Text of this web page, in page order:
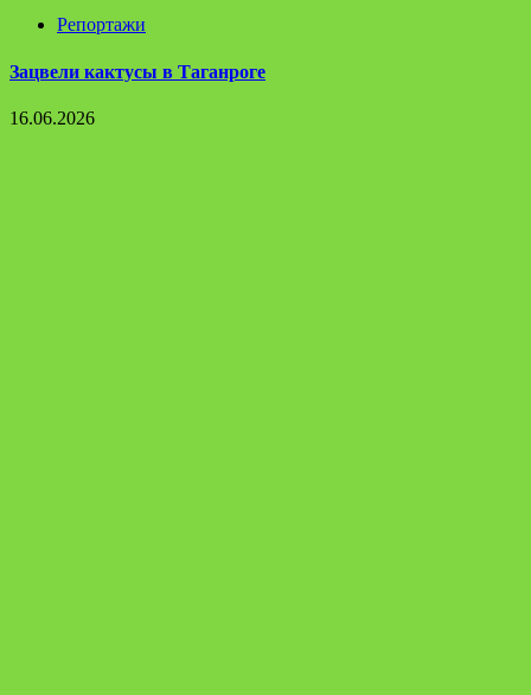
Репортажи
Зацвели кактусы в Таганроге
16.06.2026